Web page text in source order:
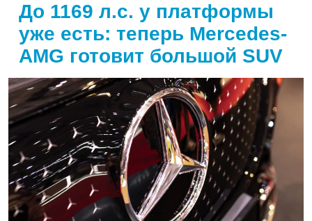
До 1169 л.с. у платформы
уже есть: теперь Mercedes-
AMG готовит большой SUV